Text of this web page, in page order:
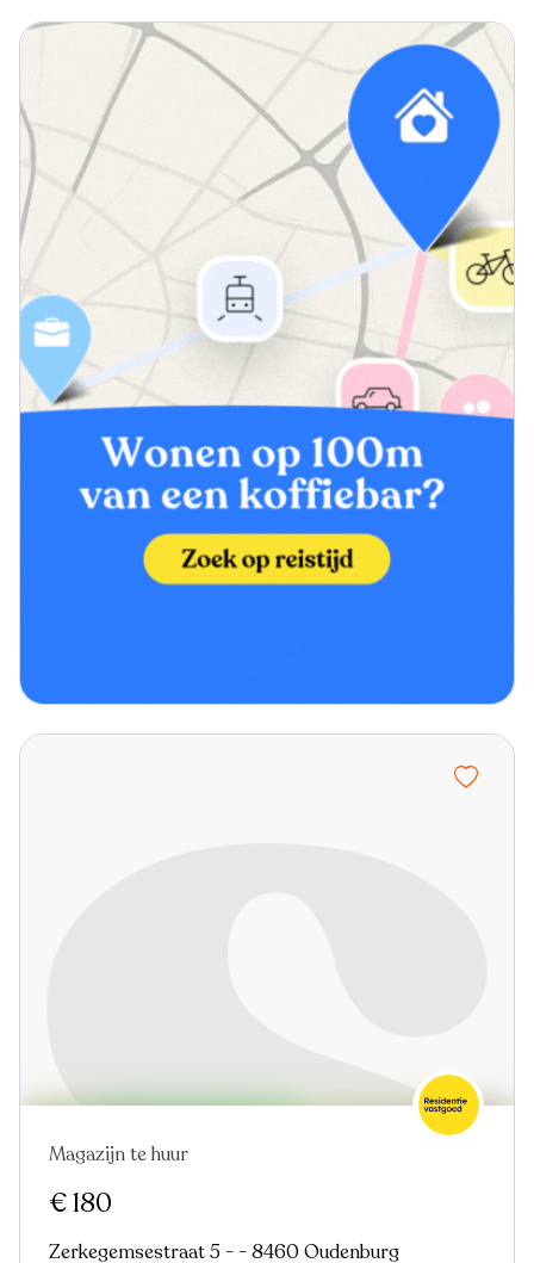
Magazijn te huur
€ 180
Zerkegemsestraat 5 - - 8460 Oudenburg